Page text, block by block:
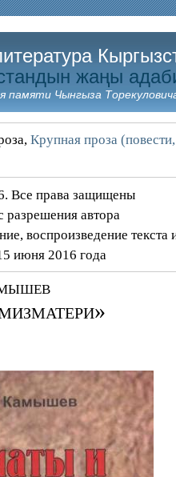
жаңы
памяти Чынгыза
Крупная проза
Все права защищены
разрешения автора
воспроизведение
июня 2016 года